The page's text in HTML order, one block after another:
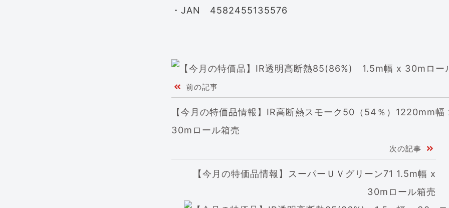
・JAN 4582455135576
前の記事
【今月の特価品情報】IR高断熱スモーク50（54％）1220mm幅
30mロール箱売
次の記事
【今月の特価品情報】スーパーＵＶグリーン71 1.5m幅 x
30mロール箱売